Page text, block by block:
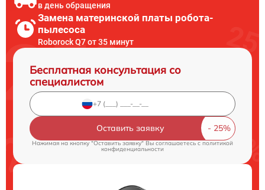
в день обращения
Замена материнской платы робота-
пылесоса
Roborock Q7 от 35 минут
Бесплатная консультация со
специалистом
Оставить заявку
Нажимая на кнопку "Оставить заявку" Вы соглашаетесь cполитикой
конфиденциальности